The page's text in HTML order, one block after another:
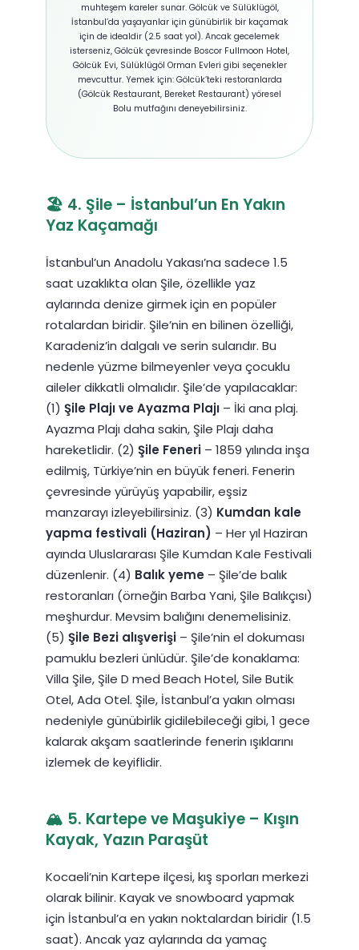
muhteşem kareler sunar. Gölcük ve Sülüklügöl,
İstanbul’da yaşayanlar için günübirlik bir kaçamak
için de idealdir (2.5 saat yol). Ancak gecelemek
isterseniz, Gölcük çevresinde Boscor Fullmoon Hotel,
Gölcük Evi, Sülüklügöl Orman Evleri gibi seçenekler
mevcuttur. Yemek için: Gölcük’teki restoranlarda
(Gölcük Restaurant, Bereket Restaurant) yöresel
Bolu mutfağını deneyebilirsiniz.
🏖️ 4. Şile – İstanbul’un En Yakın
Yaz Kaçamağı
İstanbul’un Anadolu Yakası’na sadece 1.5
saat uzaklıkta olan Şile, özellikle yaz
aylarında denize girmek için en popüler
rotalardan biridir. Şile’nin en bilinen özelliği,
Karadeniz’in dalgalı ve serin sularıdır. Bu
nedenle yüzme bilmeyenler veya çocuklu
aileler dikkatli olmalıdır. Şile’de yapılacaklar:
(1)Şile Plajı ve Ayazma Plajı – İki ana plaj.
Ayazma Plajı daha sakin, Şile Plajı daha
hareketlidir. (2)Şile Feneri – 1859 yılında inşa
edilmiş, Türkiye’nin en büyük feneri. Fenerin
çevresinde yürüyüş yapabilir, eşsiz
manzarayı izleyebilirsiniz. (3) Kumdan kale
yapma festivali (Haziran) – Her yıl Haziran
ayında Uluslararası Şile Kumdan Kale Festivali
düzenlenir. (4) Balık yeme – Şile’de balık
restoranları (örneğin Barba Yani, Şile Balıkçısı)
meşhurdur. Mevsim balığını denemelisiniz.
(5)Şile Bezi alışverişi – Şile’nin el dokuması
pamuklu bezleri ünlüdür. Şile’de konaklama:
Villa Şile, Şile D med Beach Hotel, Sile Butik
Otel, Ada Otel. Şile, İstanbul’a yakın olması
nedeniyle günübirlik gidilebileceği gibi, 1 gece
kalarak akşam saatlerinde fenerin ışıklarını
izlemek de keyiflidir.
🏔️ 5. Kartepe ve Maşukiye – Kışın
Kayak, Yazın Paraşüt
Kocaeli’nin Kartepe ilçesi, kış sporları merkezi
olarak bilinir. Kayak ve snowboard yapmak
için İstanbul’a en yakın noktalardan biridir (1.5
saat). Ancak yaz aylarında da yamaç